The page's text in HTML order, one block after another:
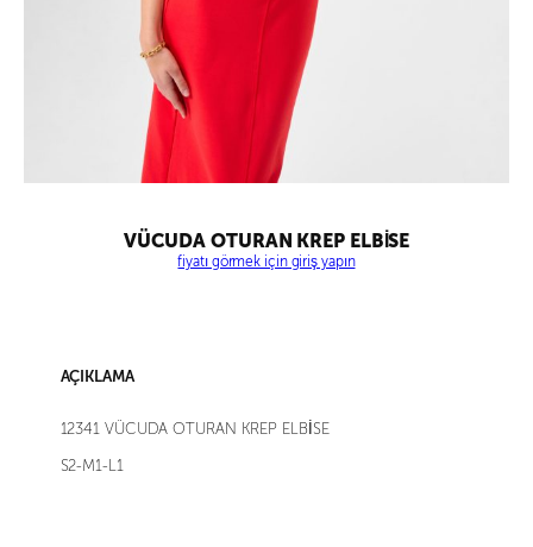
VÜCUDA OTURAN KREP ELBİSE
fiyatı görmek için giriş yapın
AÇIKLAMA
12341 VÜCUDA OTURAN KREP ELBİSE
S2-M1-L1